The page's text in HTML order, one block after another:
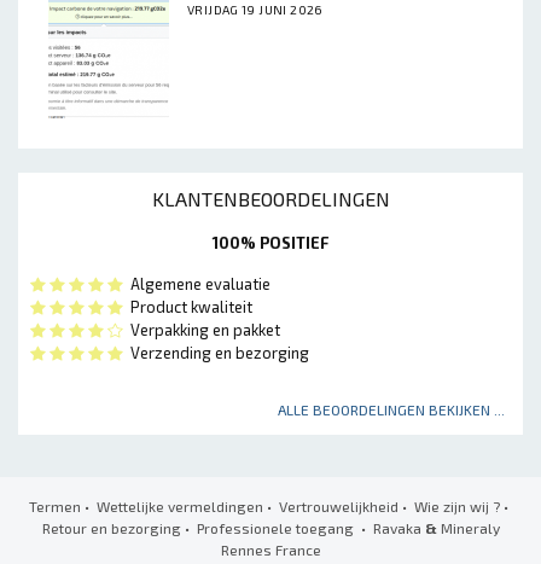
VRIJDAG 19 JUNI 2026
KLANTENBEOORDELINGEN
100% POSITIEF
Algemene evaluatie
Product kwaliteit
Verpakking en pakket
Verzending en bezorging
ALLE BEOORDELINGEN BEKIJKEN ...
Termen • Wettelijke vermeldingen • Vertrouwelijkheid • Wie zijn wij ? •
Retour en bezorging• Professionele toegang • Ravaka & Mineraly
Rennes France